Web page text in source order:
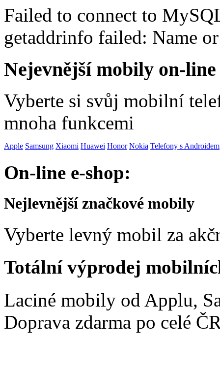
Failed to connect to
getaddrinfo failed: Name
Nejevnější mobily on-
Vyberte si svůj mobilní
mnoha funkcemi
Apple Samsung Xiaomi Huawei Honor Nokia Telefony s Androidem
On-line e-shop:
Nejlevnější značkové mobily
Vyberte levný mobil za
Totální výprodej
Laciné mobily od Applu,
Doprava zdarma po celé